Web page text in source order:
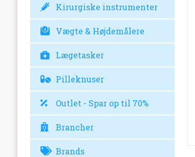
Kirurgiske instrumenter
Vægte & Højdemålere
Lægetasker
Pilleknuser
Outlet - Spar op til 70%
Brancher
Brands